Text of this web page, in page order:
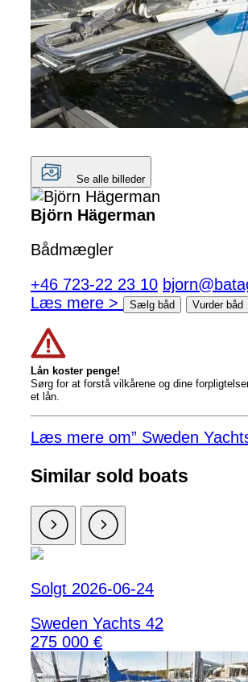
Se alle billeder
Björn Hägerman
Bådmægler
+46 723-22 23 10
Læs mere >
Sælg båd Vurder båd
Lån koster penge!
Sørg for at forstå vilkårene og dine
et lån.
Læs mere om” Sweden
Similar sold boats
Solgt 2026-06-24
Sweden Yachts 42
275 000 €